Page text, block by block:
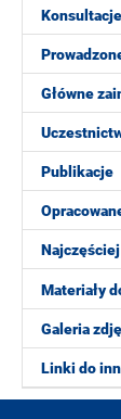
Konsultacje
Główne
Publikacje
Materiały
Galeria
Linki do